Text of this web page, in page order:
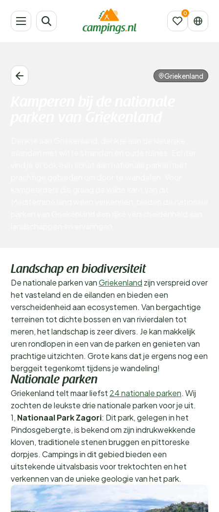
Griekenland
Landschap en biodiversiteit
De nationale parken vanGriekenland zijn verspreid over
het vasteland en de eilanden en bieden een
verscheidenheid aan ecosystemen. Van bergachtige
terreinen tot dichte bossen en van rivierdalen tot
meren, het landschap is zeer divers. Je kan makkelijk
uren rondlopen in een van de parken en genieten van
prachtige uitzichten. Grote kans dat je ergens nog een
berggeit tegenkomt tijdens je wandeling!
Nationale parken
Griekenland telt maar liefst 24 nationale parken. Wij
zochten de leukste drie nationale parken voor je uit.
1, Nationaal Park Zagori: Dit park, gelegen in het
Pindosgebergte, is bekend om zijn indrukwekkende
kloven, traditionele stenen bruggen en pittoreske
dorpjes. Campings in dit gebied bieden een
uitstekende uitvalsbasis voor trektochten en het
verkennen van de unieke geologie van het park.